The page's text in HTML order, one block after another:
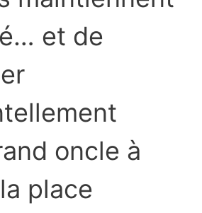
et de
oncle à
place